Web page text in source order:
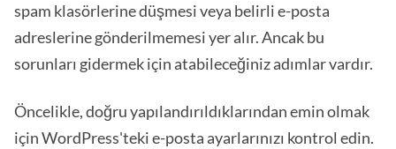
spam klasörlerine düşmesi veya belirli e-posta
adreslerine gönderilmemesi yer alır. Ancak bu
sorunları gidermek için atabileceğiniz adımlar vardır.
Öncelikle, doğru yapılandırıldıklarından emin olmak
için WordPress'teki e-posta ayarlarınızı kontrol edin.